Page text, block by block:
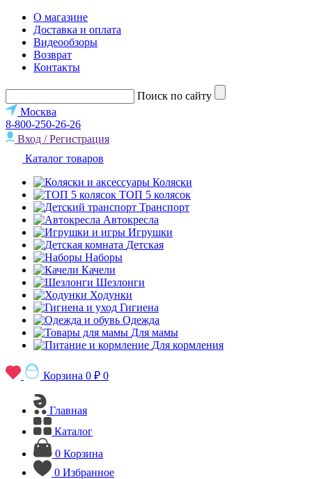
О магазине
Доставка и оплата
Видеообзоры
Возврат
Контакты
Поиск по сайту
Москва
8-800-250-26-26
Вход / Регистрация
Каталог товаров
Коляски
ТОП 5 колясок
Транспорт
Автокресла
Игрушки
Детская
Наборы
Качели
Шезлонги
Ходунки
Гигиена
Одежда
Для мамы
Для кормления
Корзина 0 ₽ 0
Главная
Каталог
0 Корзина
0 Избранное